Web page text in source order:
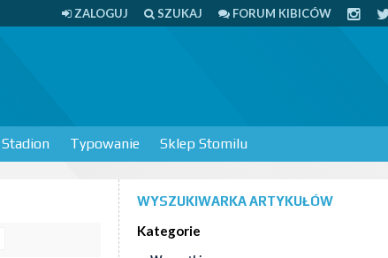
ZALOGUJ SZUKAJ FORUM KIBICÓW
Stadion Typowanie Sklep Stomilu
WYSZUKIWARKA ARTYKUŁÓW
Kategorie